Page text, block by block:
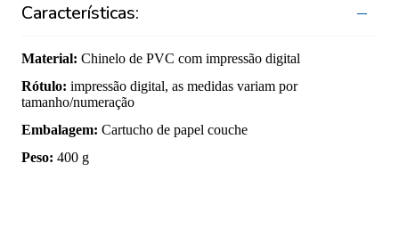
Características:
Material: Chinelo de PVC com impressão digital
Rótulo: impressão digital, as medidas variam por
tamanho/numeração
Embalagem: Cartucho de papel couche
Peso: 400 g